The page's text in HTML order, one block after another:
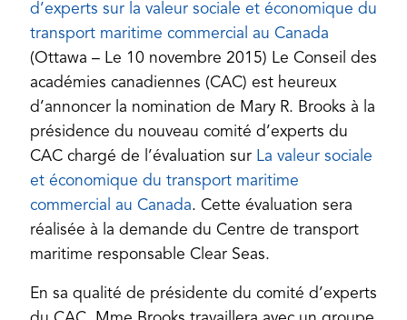
d’experts sur la valeur sociale et économique du
transport maritime commercial au Canada(opens
in
a
new
tab)
(Ottawa – Le 10 novembre 2015) Le Conseil des
académies canadiennes (CAC) est heureux
d’annoncer la nomination de Mary R. Brooks à la
présidence du nouveau comité d’experts du
CAC chargé de l’évaluation sur La valeur sociale
et économique du transport maritime
commercial au Canada(opens
in
a
tab)
. Cette évaluation sera
réalisée à la demande du Centre de transport
maritime responsable Clear Seas.
En sa qualité de présidente du comité d’experts